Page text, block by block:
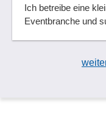
Ich betreibe eine
Eventbranche und